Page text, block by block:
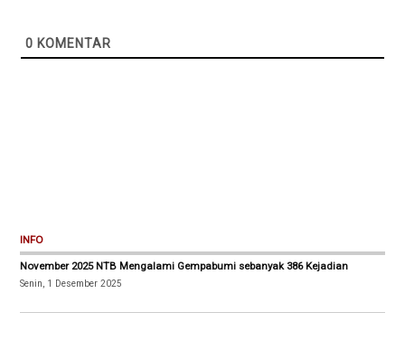
0 KOMENTAR
INFO
November 2025 NTB Mengalami Gempabumi sebanyak 386 Kejadian
Senin, 1 Desember 2025